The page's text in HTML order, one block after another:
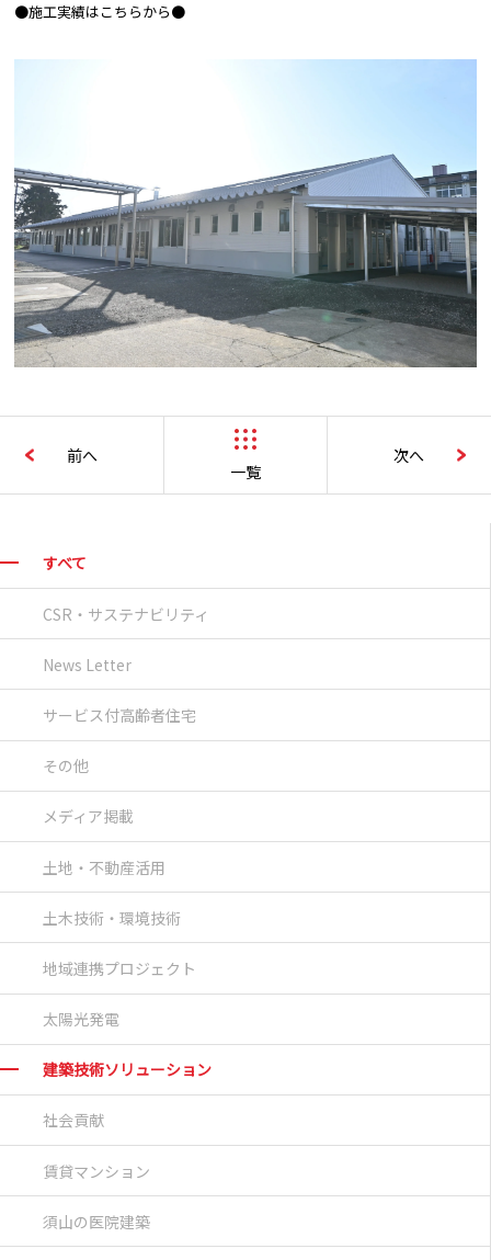
すべて
CSR・サステナビリティ
News Letter
サービス付高齢者住宅
その他
メディア掲載
土地・不動産活用
土木技術・環境技術
地域連携プロジェクト
太陽光発電
建築技術ソリューション
社会貢献
賃貸マンション
須山の医院建築
●施工実績はこちらから●
前へ
一覧
次へ